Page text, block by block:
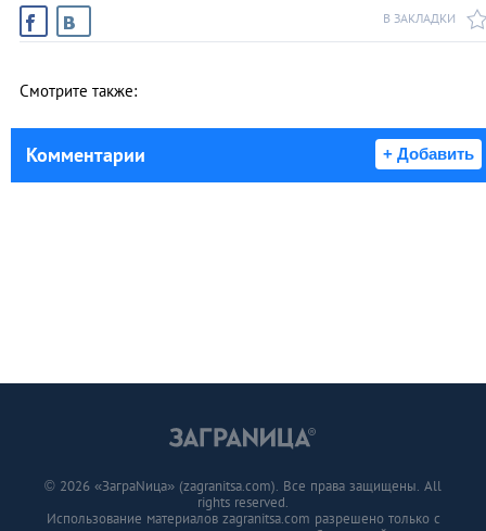
В ЗАКЛАДКИ
Смотрите также:
Комментарии + Добавить
© 2026 «ЗаграNица» (zagranitsa.com). Все права защищены. All
rights reserved.
Использование материалов zagranitsa.com разрешено только с